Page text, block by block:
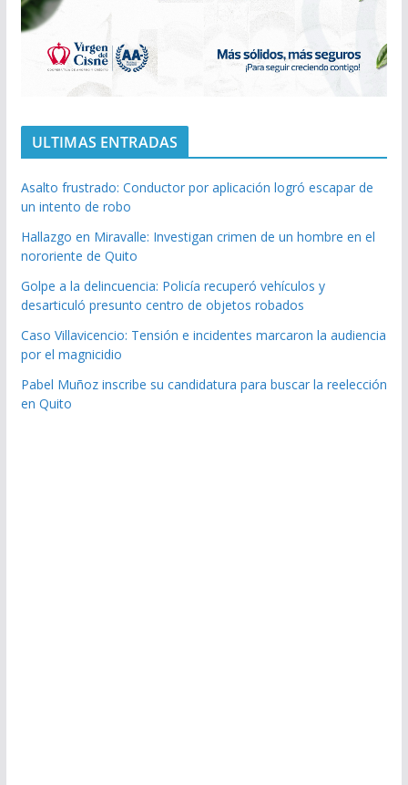
ULTIMAS ENTRADAS
Asalto frustrado: Conductor por aplicación logró escapar de
un intento de robo
Hallazgo en Miravalle: Investigan crimen de un hombre en el
nororiente de Quito
Golpe a la delincuencia: Policía recuperó vehículos y
desarticuló presunto centro de objetos robados
Caso Villavicencio: Tensión e incidentes marcaron la audiencia
por el magnicidio
Pabel Muñoz inscribe su candidatura para buscar la reelección
en Quito